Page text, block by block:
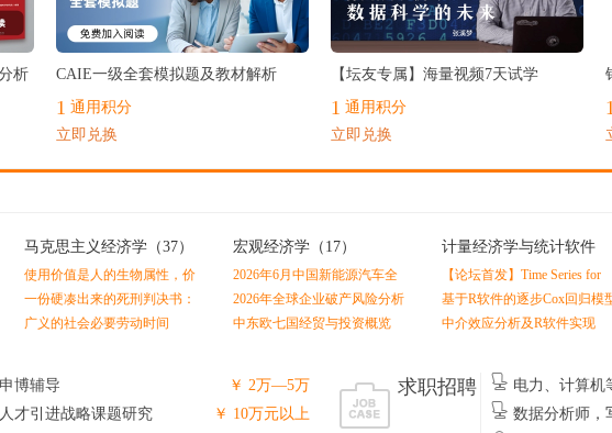
析 CAIE一级全套模拟题及教材解析
1 通用积分
立即兑换
最热
【坛友专属】海量视频7天试学
1 通用积分
立即兑换
马克思主义经济学 （37）
使用价值是人的生物属性，价
值是人的社会属性
一份硬凑出来的死刑判决书：
剩余价值理论（黄佶）
广义的社会必要劳动时间
宏观经济学 （17）
2026年6月中国新能源汽车全
产业链数据分析报告
2026年全球企业破产风险分析
报告
中东欧七国经贸与投资概览
计量经济学与统计软件
（0）
【论坛首发】Time Series for
Economics and Finance by
Linton
基于R软件的逐步Cox回归模
拟合及Nomogram预测图绘制
中介效应分析及R软件实现
￥ 2万—5万
博辅导
￥ 10万元以上
才引进战略课题研究
求职招聘 电力、计算
州 数据分析师